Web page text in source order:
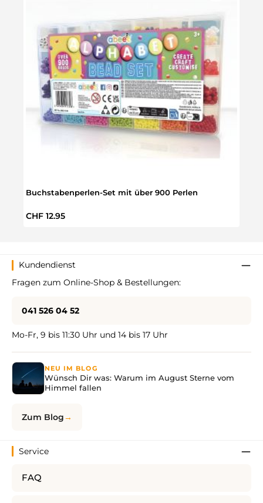
Buchstabenperlen-Set mit über 900 Perlen
Regulärer Preis:
CHF 12.95
Kundendienst
Fragen zum Online-Shop & Bestellungen:
041 526 04 52
Mo-Fr, 9 bis 11:30 Uhr und 14 bis 17 Uhr
NEU IM BLOG
Wünsch Dir was: Warum im August Sterne vom
Himmel fallen
Zum Blog
Service
FAQ